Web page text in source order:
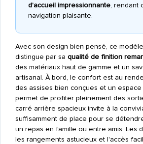
d'accueil impressionnante, rendant
navigation plaisante.
Avec son design bien pensé, ce
distingue par sa qualité de finition
des matériaux haut de gamme et un
artisanal. À bord, le confort est au
des assises bien conçues et un
permet de profiter pleinement des
carré arrière spacieux invite à la
suffisamment de place pour se
un repas en famille ou entre amis. Les
les rangements astucieux et l'accès